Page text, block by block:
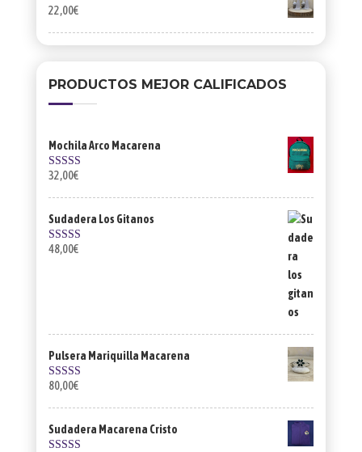
22,00€
PRODUCTOS MEJOR CALIFICADOS
Mochila Arco Macarena
Valorado con
32,00€
Sudadera Los Gitanos
Valorado con
48,00€
Pulsera Mariquilla Macarena
Valorado con
80,00€
Sudadera Macarena Cristo